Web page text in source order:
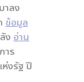
าลง
ข้อมูล
ง อ่าน
าร
ห่งรัฐ ปี